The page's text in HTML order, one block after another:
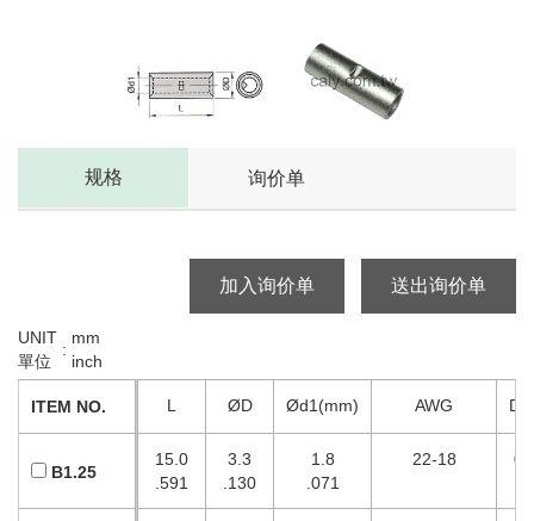
规格 询价单
加入询价单 送出询价单
UNIT
:
mm
單位
inch
L ØD Ød1(mm) AWG
15.0
.591
3.3
.130
1.8
.071
22-18
ITEM NO.
B1.25